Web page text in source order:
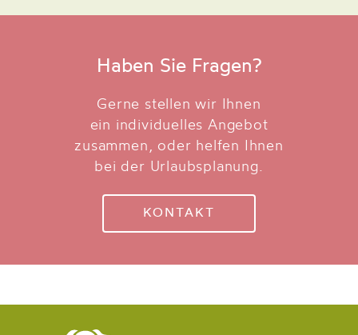
Haben Sie Fragen?
Gerne stellen wir Ihnen
ein individuelles Angebot
zusammen, oder helfen Ihnen
bei der Urlaubsplanung.
KONTAKT